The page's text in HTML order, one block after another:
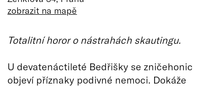
zobrazit na mapě
Totalitní horor o nástrahách skautingu.
U devatenáctileté Bedřišky se zničehonic
objeví příznaky podivné nemoci. Dokáže